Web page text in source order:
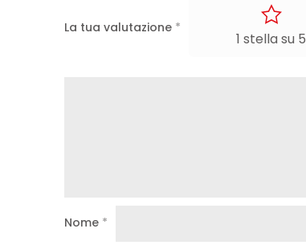
La tua valutazione *
1 stella su 5
Nome *